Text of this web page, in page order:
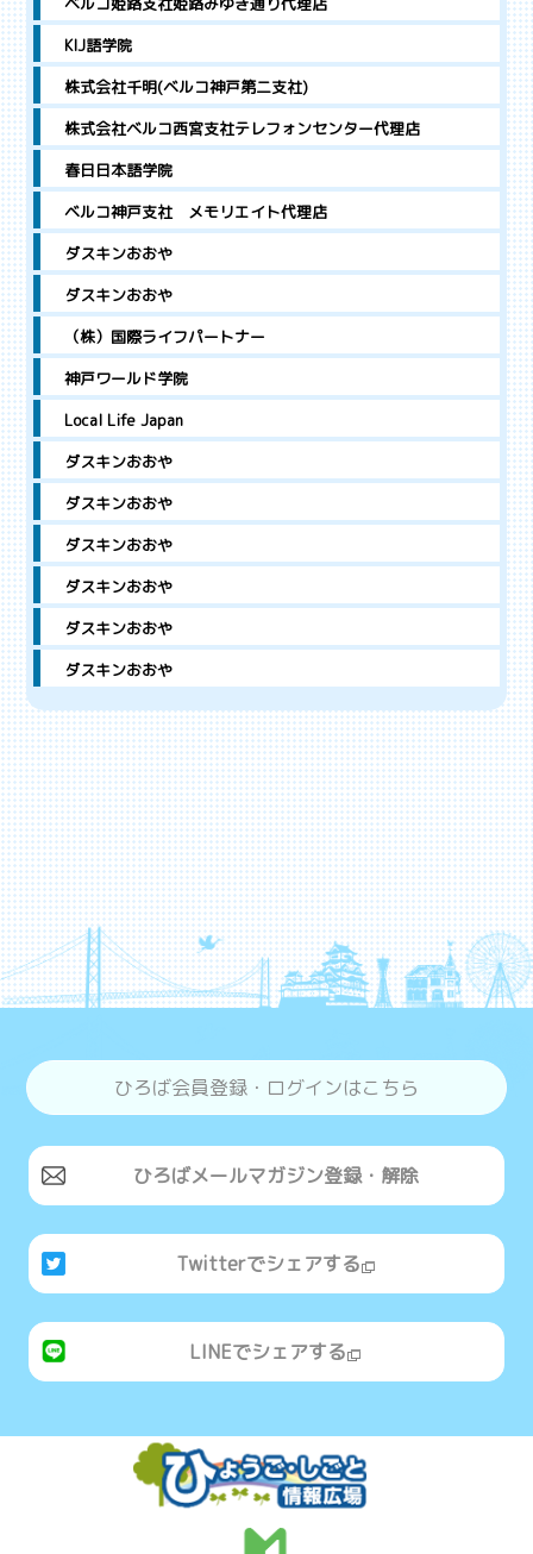
KIJ語学院
株式会社千明(ベルコ神戸第二支社)
株式会社ベルコ西宮支社テレフォンセンター代理店
春日日本語学院
ベルコ神戸支社 メモリエイト代理店
ダスキンおおや
ダスキンおおや
（株）国際ライフパートナー
神戸ワールド学院
Local Life Japan
ダスキンおおや
ダスキンおおや
ダスキンおおや
ダスキンおおや
ダスキンおおや
ダスキンおおや
ひろば会員登録・ログインはこちら
ひろばメールマガジン登録・解除
Twitterでシェアする
LINEでシェアする